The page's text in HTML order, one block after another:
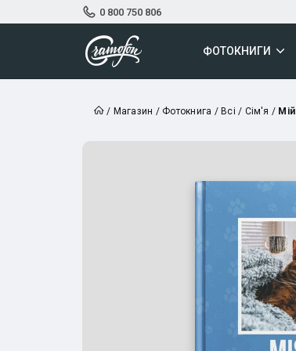
0 800 750 806
ФОТОКНИГИ
/ Магазин / Фотокнига / Всі / Сім'я /